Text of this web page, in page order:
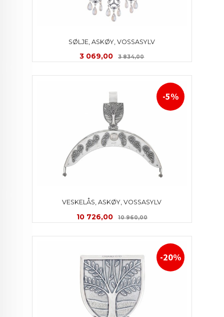
SØLJE, ASKØY, VOSSASYLV
Tilbud
3 069,00 3 834,00Rabatt
VESKELÅS, ASKØY, VOSSASYLV
Tilbud
10 726,00 10 960,00Rabatt
-5%
-20%